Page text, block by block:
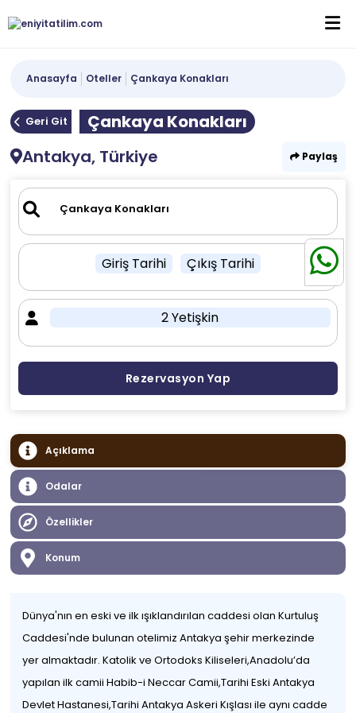
Anasayfa Oteller Çankaya Konakları
Geri Git
Çankaya Konakları
Antakya, Türkiye
Paylaş
Giriş Tarihi Çıkış Tarihi
2 Yetişkin
Rezervasyon Yap
Açıklama
Odalar
Özellikler
Konum
Dünya'nın en eski ve ilk ışıklandırılan caddesi olan Kurtuluş
Caddesi'nde bulunan otelimiz Antakya şehir merkezinde
yer almaktadır. Katolik ve Ortodoks Kiliseleri,Anadolu’da
yapılan ilk camii Habib-i Neccar Camii,Tarihi Eski Antakya
Devlet Hastanesi,Tarihi Antakya Askeri Kışlası ile aynı cadde